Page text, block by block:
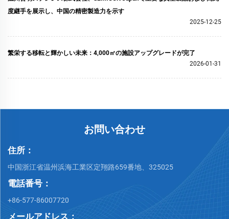
度継手を展示し、中国の精密製造力を示す
2025-12-25
繁栄する移転と輝かしい未来：4,000㎡の施設アップグレードが完了
2026-01-31
お問い合わせ
住所：
中国浙江省温州浜海工業区定翔路659番地、325025
電話番号：
+86-577-86007720
メールアドレス：